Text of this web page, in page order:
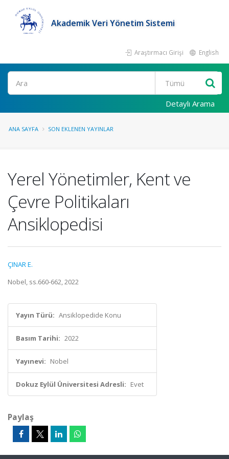
Akademik Veri Yönetim Sistemi
Araştırmacı Girişi English
Ara
Detaylı Arama
ANA SAYFA SON EKLENEN YAYINLAR
Yerel Yönetimler, Kent ve
Çevre Politikaları
Ansiklopedisi
ÇINAR E.
Nobel, ss.660-662, 2022
Yayın Türü: Ansiklopedide Konu
Basım Tarihi: 2022
Yayınevi: Nobel
Dokuz Eylül Üniversitesi Adresli: Evet
Paylaş